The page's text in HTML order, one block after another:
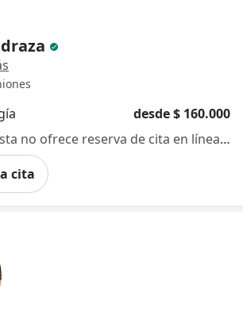
desde $ 160.000
Este especialista no ofrece reserva de cita en línea en esta dirección.
cita